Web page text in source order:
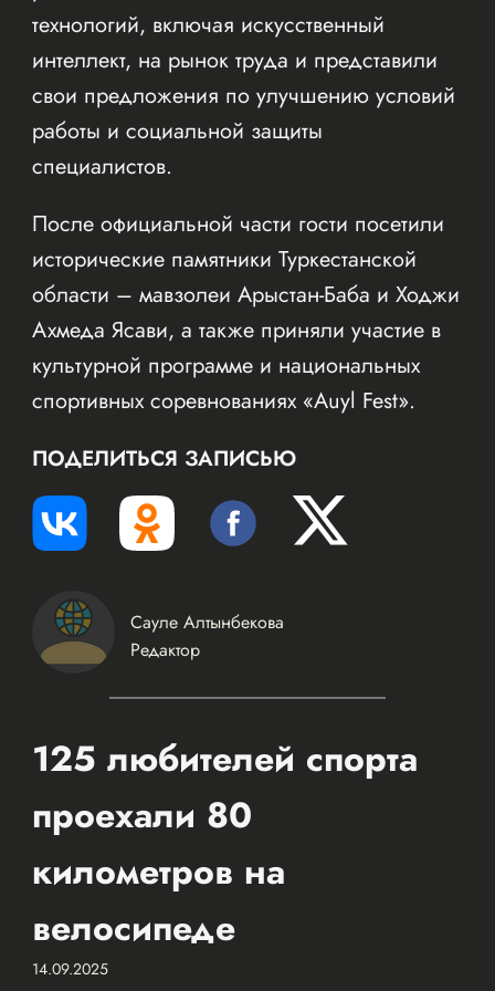
технологий, включая искусственный
интеллект, на рынок труда и представили
свои предложения по улучшению условий
работы и социальной защиты
специалистов.
После официальной части гости посетили
исторические памятники Туркестанской
области – мавзолеи Арыстан-Баба и Ходжи
Ахмеда Ясави, а также приняли участие в
культурной программе и национальных
спортивных соревнованиях «Auyl Fest».
ПОДЕЛИТЬСЯ ЗАПИСЬЮ
Сауле Алтынбекова
Редактор
125 любителей спорта
проехали 80
километров на
велосипеде
14.09.2025